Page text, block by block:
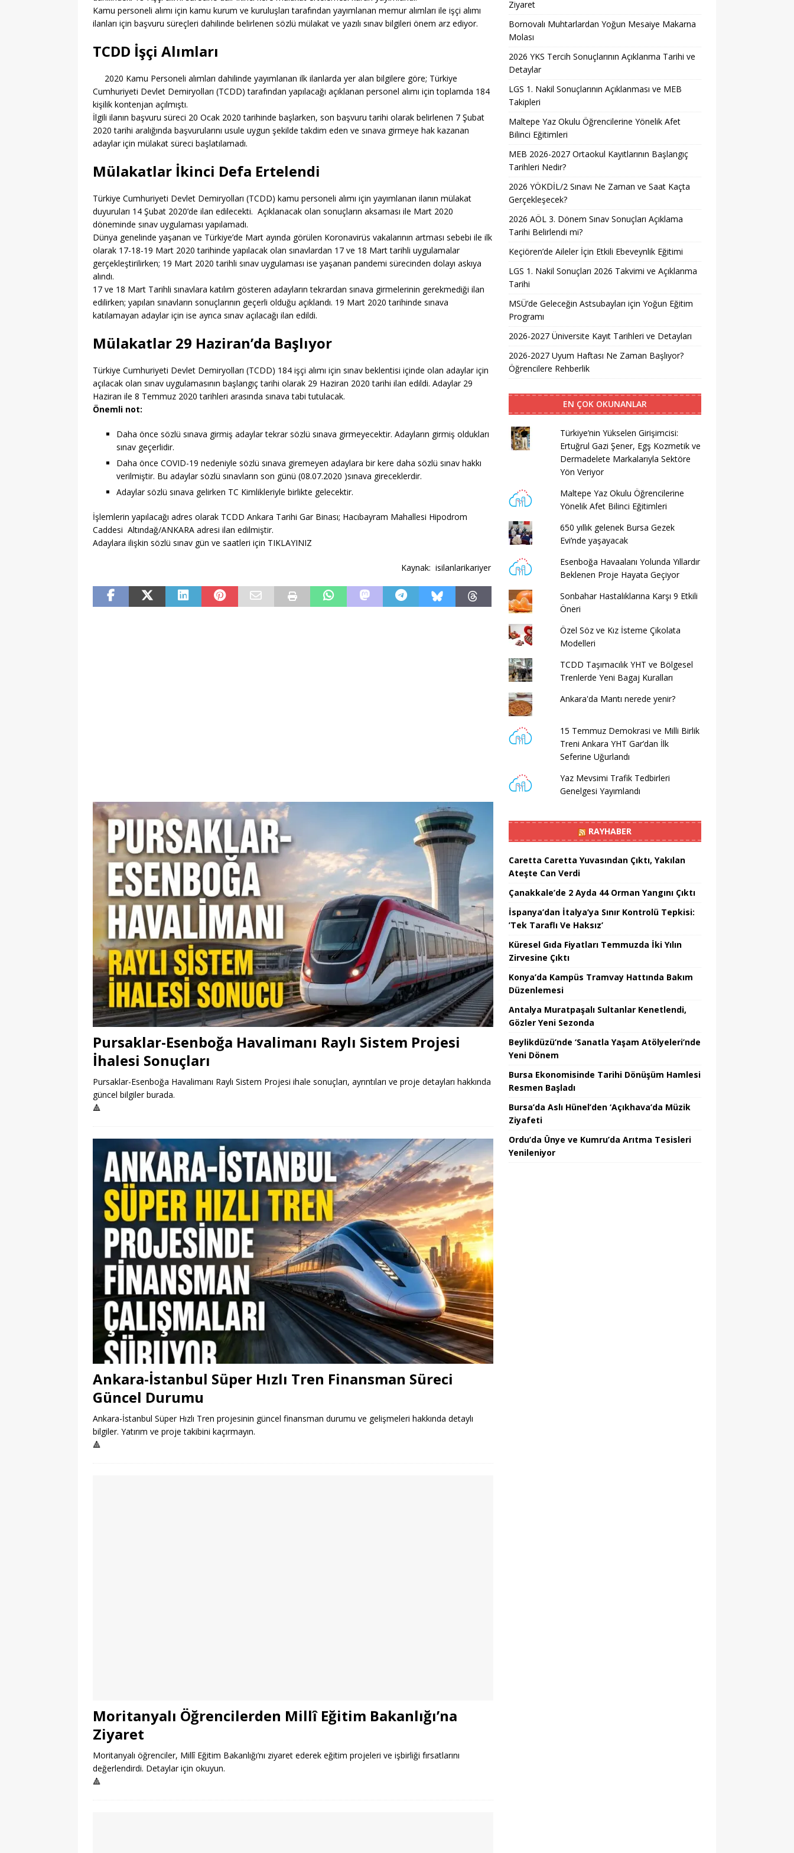
[ 07/08/2026 ] MEB 2026-2027 Ortaokul Kayıtlarının Başlangıç Tarihleri Nedir?
[ 07/08/2026 ] 2026 YÖKDİL/2 Sınavı Ne Zaman ve Saat Kaçta Gerçekleşecek?
EĞITIM
[ 07/08/2026 ] Keçiören’de Aileler İçin Etkili Ebeveynlik Eğitimi
EĞITIM
[ 07/08/2026 ]
[ 07/08/2026 ] MSÜ’de Geleceğin Astsubayları için Yoğun Eğitim Programı
EĞITIM
[ 06/08/2026 ] 2026-2027 Üniversite Kayıt Tarihleri ve Detayları
[ 08/08/2026 ] Pursaklar-Esenboğa Havalimanı Raylı Sistem Projesi İhalesi Sonuçları
MANŞET
Kamu personeli alımı için kamu kurum ve kuruluşları tarafından yayımlanan memur alımları ile işçi alımı
ilanları için başvuru süreçleri dahilinde belirlenen sözlü mülakat ve yazılı sınav bilgileri önem arz ediyor.
TCDD İşçi Alımları
2020 Kamu Personeli alımları dahilinde yayımlanan ilk ilanlarda yer alan bilgilere göre; Türkiye
Cumhuriyeti Devlet Demiryolları (TCDD) tarafından yapılacağı açıklanan personel alımı için toplamda 184
kişilik kontenjan açılmıştı.
İlgili ilanın başvuru süreci 20 Ocak 2020 tarihinde başlarken, son başvuru tarihi olarak belirlenen 7 Şubat
2020 tarihi aralığında başvurularını usule uygun şekilde takdim eden ve sınava girmeye hak kazanan
adaylar için mülakat süreci başlatılamadı.
Mülakatlar İkinci Defa Ertelendi
Türkiye Cumhuriyeti Devlet Demiryolları (TCDD) kamu personeli alımı için yayımlanan ilanın mülakat
duyuruları 14 Şubat 2020’de ilan edilecekti. Açıklanacak olan sonuçların aksaması ile Mart 2020
döneminde sınav uygulaması yapılamadı.
Dünya genelinde yaşanan ve Türkiye’de Mart ayında görülen Koronavirüs vakalarının artması sebebi ile ilk
olarak 17-18-19 Mart 2020 tarihinde yapılacak olan sınavlardan 17 ve 18 Mart tarihli uygulamalar
gerçekleştirilirken; 19 Mart 2020 tarihli sınav uygulaması ise yaşanan pandemi sürecinden dolayı askıya
alındı.
17 ve 18 Mart Tarihli sınavlara katılım gösteren adayların tekrardan sınava girmelerinin gerekmediği ilan
edilirken; yapılan sınavların sonuçlarının geçerli olduğu açıklandı. 19 Mart 2020 tarihinde sınava
katılamayan adaylar için ise ayrıca sınav açılacağı ilan edildi.
Mülakatlar 29 Haziran’da Başlıyor
Türkiye Cumhuriyeti Devlet Demiryolları (TCDD) 184 işçi alımı için sınav beklentisi içinde olan adaylar için
açılacak olan sınav uygulamasının başlangıç tarihi olarak 29 Haziran 2020 tarihi ilan edildi. Adaylar 29
Haziran ile 8 Temmuz 2020 tarihleri arasında sınava tabi tutulacak.
Önemli not:
Daha önce sözlü sınava girmiş adaylar tekrar sözlü sınava girmeyecektir. Adayların girmiş oldukları
sınav geçerlidir.
Daha önce COVID-19 nedeniyle sözlü sınava giremeyen adaylara bir kere daha sözlü sınav hakkı
verilmiştir. Bu adaylar sözlü sınavların son günü (08.07.2020 )sınava gireceklerdir.
Adaylar sözlü sınava gelirken TC Kimlikleriyle birlikte gelecektir.
İşlemlerin yapılacağı adres olarak TCDD Ankara Tarihi Gar Binası; Hacıbayram Mahallesi Hipodrom
Caddesi Altındağ/ANKARA adresi ilan edilmiştir.
Adaylara ilişkin sözlü sınav gün ve saatleri için TIKLAYINIZ
Kaynak: isilanlarikariyer
Pursaklar-Esenboğa Havalimanı Raylı Sistem Projesi
İhalesi Sonuçları
Pursaklar-Esenboğa Havalimanı Raylı Sistem Projesi ihale sonuçları, ayrıntıları ve proje detayları hakkında
güncel bilgiler burada.
🔺
Ankara-İstanbul Süper Hızlı Tren Finansman Süreci
Güncel Durumu
Ankara-İstanbul Süper Hızlı Tren projesinin güncel finansman durumu ve gelişmeleri hakkında detaylı
bilgiler. Yatırım ve proje takibini kaçırmayın.
🔺
Moritanyalı Öğrencilerden Millî Eğitim Bakanlığı’na
Ziyaret
Moritanyalı öğrenciler, Millî Eğitim Bakanlığı’nı ziyaret ederek eğitim projeleri ve işbirliği fırsatlarını
değerlendirdi. Detaylar için okuyun.
🔺
Ziyaret
Bornovalı Muhtarlardan Yoğun Mesaiye Makarna
Molası
2026 YKS Tercih Sonuçlarının Açıklanma Tarihi ve
Detaylar
LGS 1. Nakil Sonuçlarının Açıklanması ve MEB
Takipleri
Maltepe Yaz Okulu Öğrencilerine Yönelik Afet
Bilinci Eğitimleri
MEB 2026-2027 Ortaokul Kayıtlarının Başlangıç
Tarihleri Nedir?
2026 YÖKDİL/2 Sınavı Ne Zaman ve Saat Kaçta
Gerçekleşecek?
2026 AÖL 3. Dönem Sınav Sonuçları Açıklama
Tarihi Belirlendi mi?
Keçiören’de Aileler İçin Etkili Ebeveynlik Eğitimi
LGS 1. Nakil Sonuçları 2026 Takvimi ve Açıklanma
Tarihi
MSÜ’de Geleceğin Astsubayları için Yoğun Eğitim
Programı
2026-2027 Üniversite Kayıt Tarihleri ve Detayları
2026-2027 Uyum Haftası Ne Zaman Başlıyor?
Öğrencilere Rehberlik
EN ÇOK OKUNANLAR
Türkiye’nin Yükselen Girişimcisi:
Ertuğrul Gazi Şener, Egş Kozmetik ve
Dermadelete Markalarıyla Sektöre
Yön Veriyor
Maltepe Yaz Okulu Öğrencilerine
Yönelik Afet Bilinci Eğitimleri
650 yıllık gelenek Bursa Gezek
Evi’nde yaşayacak
Esenboğa Havaalanı Yolunda Yıllardır
Beklenen Proje Hayata Geçiyor
Sonbahar Hastalıklarına Karşı 9 Etkili
Öneri
Özel Söz ve Kız İsteme Çikolata
Modelleri
TCDD Taşımacılık YHT ve Bölgesel
Trenlerde Yeni Bagaj Kuralları
Ankara'da Mantı nerede yenir?
15 Temmuz Demokrasi ve Milli Birlik
Treni Ankara YHT Gar’dan İlk
Seferine Uğurlandı
Yaz Mevsimi Trafik Tedbirleri
Genelgesi Yayımlandı
RAYHABER
Caretta Caretta Yuvasından Çıktı, Yakılan
Ateşte Can Verdi
Çanakkale’de 2 Ayda 44 Orman Yangını Çıktı
İspanya’dan İtalya’ya Sınır Kontrolü Tepkisi:
’Tek Taraflı Ve Haksız’
Küresel Gıda Fiyatları Temmuzda İki Yılın
Zirvesine Çıktı
Konya’da Kampüs Tramvay Hattında Bakım
Düzenlemesi
Antalya Muratpaşalı Sultanlar Kenetlendi,
Gözler Yeni Sezonda
Beylikdüzü’nde ‘Sanatla Yaşam Atölyeleri’nde
Yeni Dönem
Bursa Ekonomisinde Tarihi Dönüşüm Hamlesi
Resmen Başladı
Bursa’da Aslı Hünel’den ‘Açıkhava’da Müzik
Ziyafeti
Ordu’da Ünye ve Kumru’da Arıtma Tesisleri
Yenileniyor